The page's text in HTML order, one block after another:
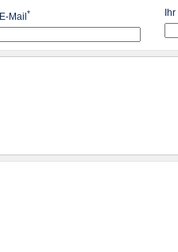
E-Mail *